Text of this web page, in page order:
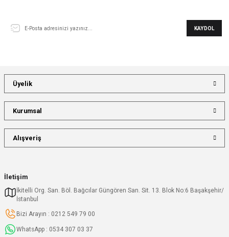
KAYDOL
İletişim
İkitelli Org. San. Böl. Bağcılar Güngören San. Sit. 13. Blok No:6 Başakşehir/
İstanbul
Bizi Arayın : 0212 549 79 00
WhatsApp : 0534 307 03 37
Üyelik
Kurumsal
Alışveriş